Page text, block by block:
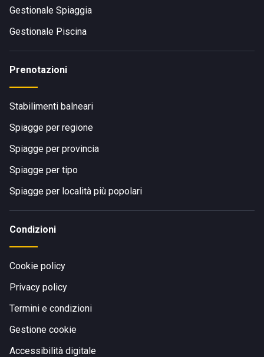
Gestionale Spiaggia
Gestionale Piscina
Prenotazioni
Stabilimenti balneari
Spiagge per regione
Spiagge per provincia
Spiagge per tipo
Spiagge per località più popolari
Condizioni
Cookie policy
Privacy policy
Termini e condizioni
Gestione cookie
Accessibilità digitale